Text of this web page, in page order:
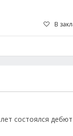
В
состоялся дебют